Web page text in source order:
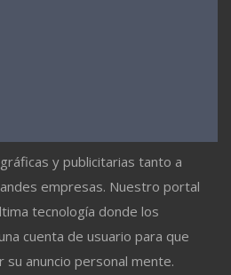
y publicitarias tanto a
empresas. Nuestro portal
tecnología donde los
cuenta de usuario para que
anuncio personal mente.